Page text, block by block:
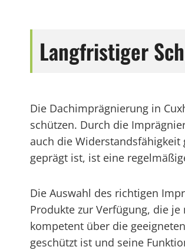
Langfristiger
Die Dachimprägnierung in
schützen. Durch die
auch die Widerstandsfähigkeit
geprägt ist, ist eine
Die Auswahl des richtigen
Produkte zur Verfügung, die
kompetent über die
geschützt ist und seine